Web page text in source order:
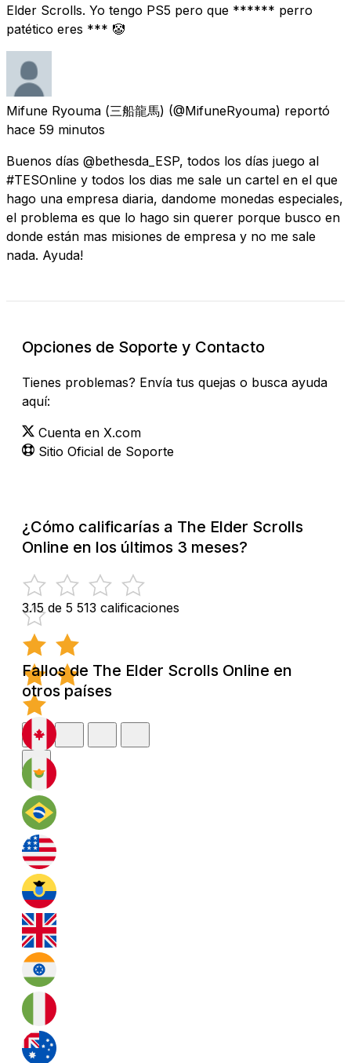
Elder Scrolls. Yo tengo PS5 pero que ****** perro
patético eres *** 🤡
Mifune Ryouma (三船龍馬) (@MifuneRyouma) reportó
hace 59 minutos
Buenos días @bethesda_ESP, todos los días juego al
#TESOnline y todos los dias me sale un cartel en el que
hago una empresa diaria, dandome monedas especiales,
el problema es que lo hago sin querer porque busco en
donde están mas misiones de empresa y no me sale
nada. Ayuda!
Opciones de Soporte y Contacto
Tienes problemas? Envía tus quejas o busca ayuda
aquí:
Cuenta en X.com
Sitio Oficial de Soporte
¿Cómo calificarías a The Elder Scrolls
Online en los últimos 3 meses?
3.15 de 5 513 calificaciones
Fallos de The Elder Scrolls Online en
otros países